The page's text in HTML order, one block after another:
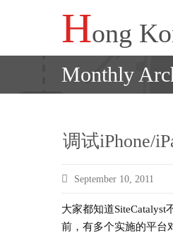
Hong
Monthly
调试iPhone/
September 10, 2011
大家都知道
前，有多个实施的平台